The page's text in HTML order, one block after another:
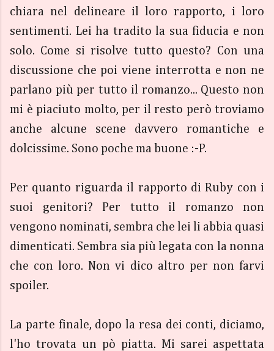
chiara nel delineare il loro rapporto, i loro
sentimenti. Lei ha tradito la sua fiducia e non
solo. Come si risolve tutto questo? Con una
discussione che poi viene interrotta e non ne
parlano più per tutto il romanzo... Questo non
mi è piaciuto molto, per il resto però troviamo
anche alcune scene davvero romantiche e
dolcissime. Sono poche ma buone :-P.
Per quanto riguarda il rapporto di Ruby con i
suoi genitori? Per tutto il romanzo non
vengono nominati, sembra che lei li abbia quasi
dimenticati. Sembra sia più legata con la nonna
che con loro. Non vi dico altro per non farvi
spoiler.
La parte finale, dopo la resa dei conti, diciamo,
l'ho trovata un pò piatta. Mi sarei aspettata